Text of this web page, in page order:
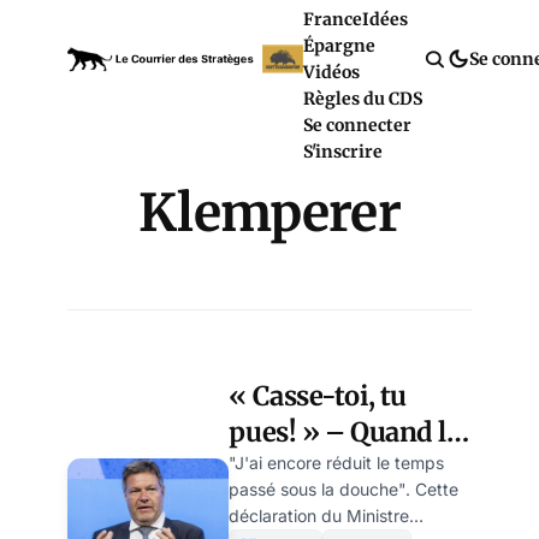
FranceIdées
Épargne
Vidéos
Règles du CDS
Se connecter
S'inscrire
Se
Klemperer
« Casse-toi, tu
pues! » – Quand le
ministre allemand
de l’Economie
"J'ai encore réduit le temps
passé sous la douche". Cette
déclaration du Ministre